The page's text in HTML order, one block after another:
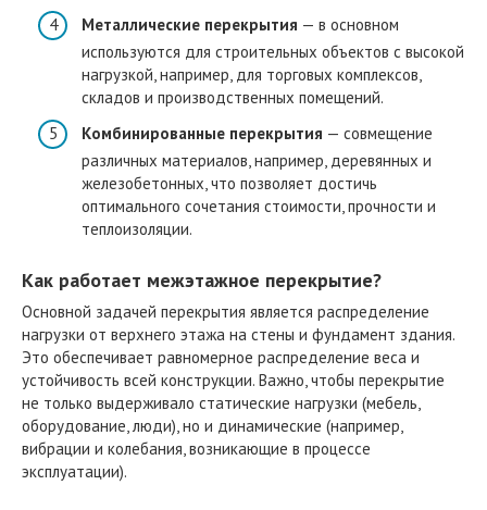
Металлические перекрытия — в основном
используются для строительных объектов с высокой
нагрузкой, например, для торговых комплексов,
складов и производственных помещений.
Комбинированные перекрытия — совмещение
различных материалов, например, деревянных и
железобетонных, что позволяет достичь
оптимального сочетания стоимости, прочности и
теплоизоляции.
Как работает межэтажное перекрытие?
Основной задачей перекрытия является распределение
нагрузки от верхнего этажа на стены и фундамент здания.
Это обеспечивает равномерное распределение веса и
устойчивость всей конструкции. Важно, чтобы перекрытие
не только выдерживало статические нагрузки (мебель,
оборудование, люди), но и динамические (например,
вибрации и колебания, возникающие в процессе
эксплуатации).